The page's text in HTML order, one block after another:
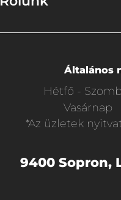
Általános
Hétfő -
Vasárnap
*Az üzletek
9400 Sopron,